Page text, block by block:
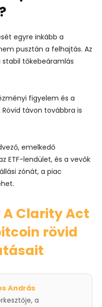
egyre inkább a
pusztán a felhajtás. Az
stabil tőkebeáramlás
figyelem és a
távon továbbra is
emelkedő
ETF-lendület, és a vevők
zónát, a piac
A Clarity Act
rövid
András
a